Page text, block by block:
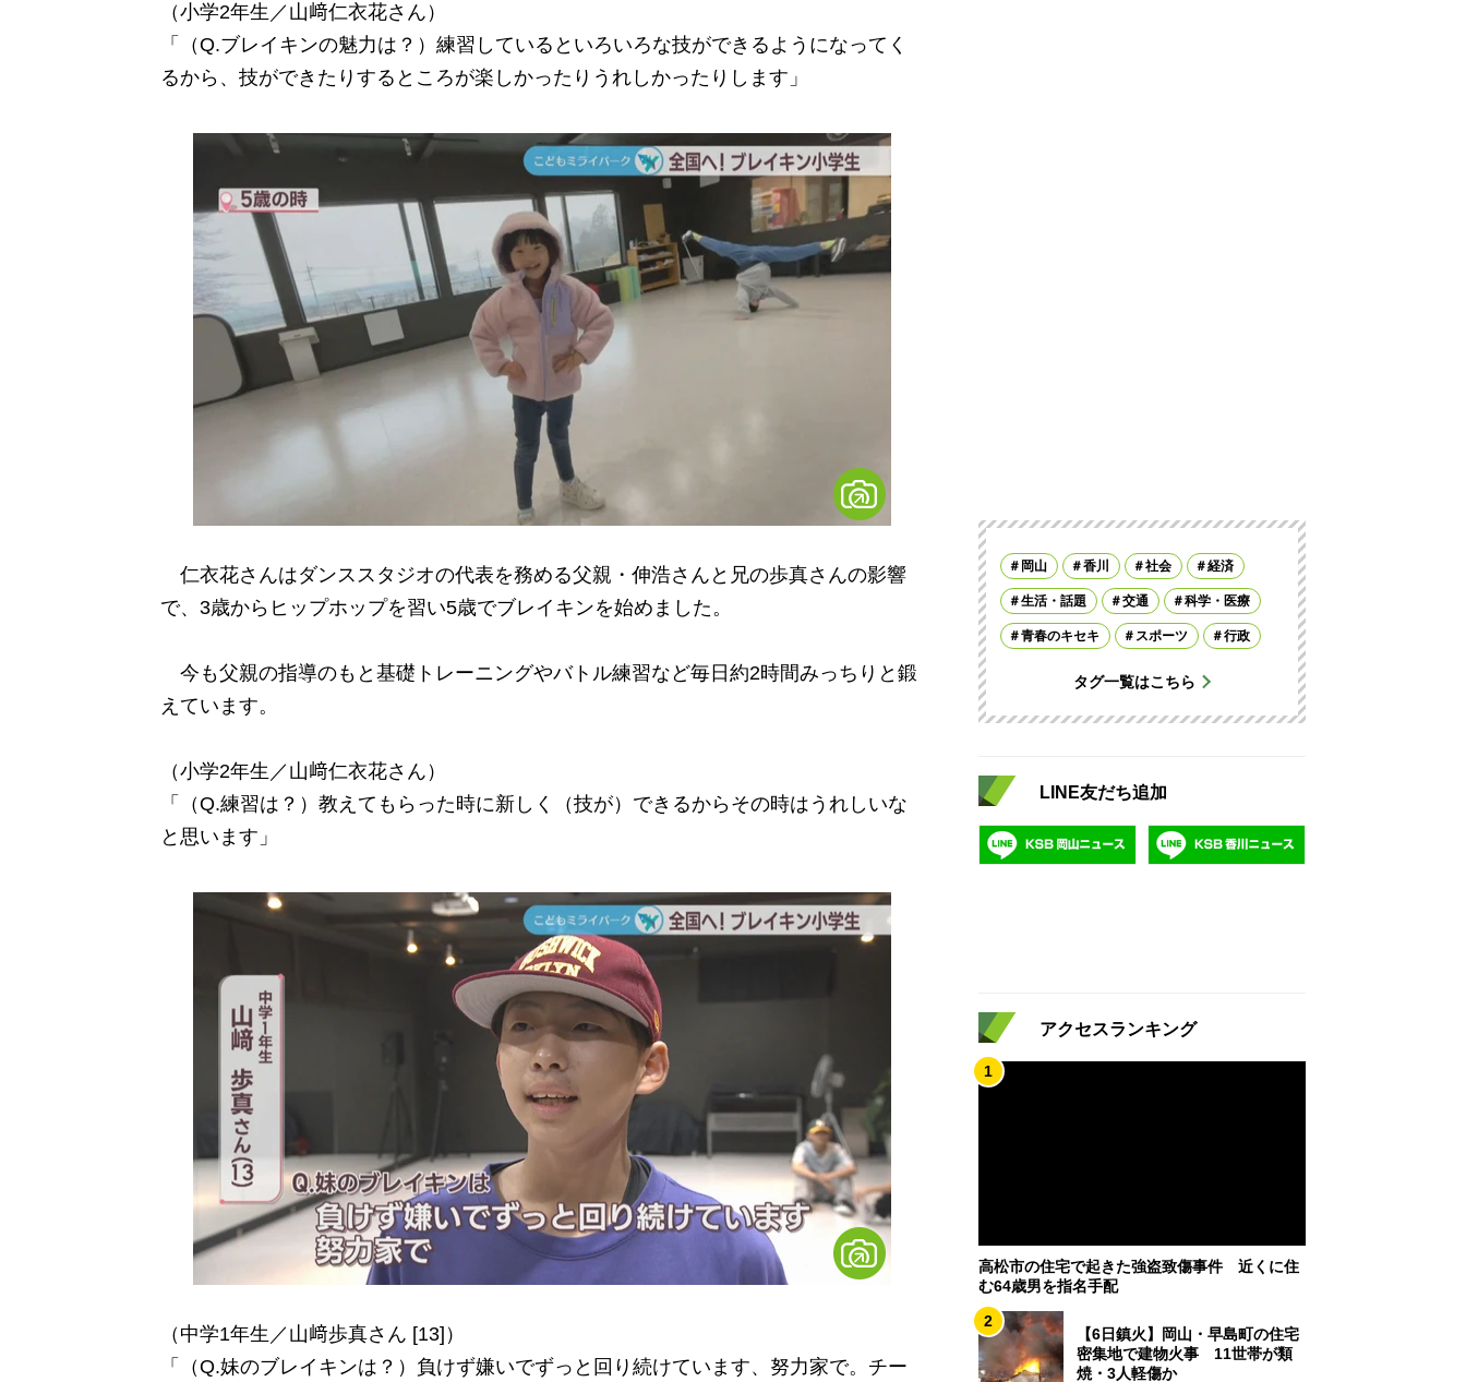
（小学2年生／山﨑仁衣花さん）
「（Q.ブレイキンの魅力は？）練習しているといろいろな技ができるようになってく
るから、技ができたりするところが楽しかったりうれしかったりします」
仁衣花さんはダンススタジオの代表を務める父親・伸浩さんと兄の歩真さんの影響
で、3歳からヒップホップを習い5歳でブレイキンを始めました。
今も父親の指導のもと基礎トレーニングやバトル練習など毎日約2時間みっちりと鍛
えています。
（小学2年生／山﨑仁衣花さん）
「（Q.練習は？）教えてもらった時に新しく（技が）できるからその時はうれしいな
と思います」
（中学1年生／山﨑歩真さん [13]）
「（Q.妹のブレイキンは？）負けず嫌いでずっと回り続けています、努力家で。チー
岡山 香川 社会 経済
生活・話題 交通 科学・医療
青春のキセキ スポーツ 行政
タグ一覧はこちら
LINE友だち追加
アクセスランキング
1
高松市の住宅で起きた強盗致傷事件 近くに住
む64歳男を指名手配
2
【6日鎮火】岡山・早島町の住宅
密集地で建物火事 11世帯が類
焼・3人軽傷か